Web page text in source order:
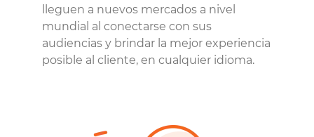
lleguen a nuevos mercados a nivel
mundial al conectarse con sus
audiencias y brindar la mejor experiencia
posible al cliente, en cualquier idioma.